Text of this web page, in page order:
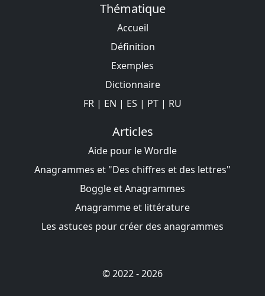
Thématique
Accueil
Définition
Exemples
Dictionnaire
FR | EN | ES | PT | RU
Articles
Aide pour le Wordle
Anagrammes et "Des chiffres et des lettres"
Boggle et Anagrammes
Anagramme et littérature
Les astuces pour créer des anagrammes
© 2022 - 2026